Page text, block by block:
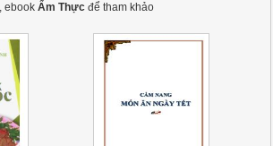
ebookẨm Thực để tham khảo